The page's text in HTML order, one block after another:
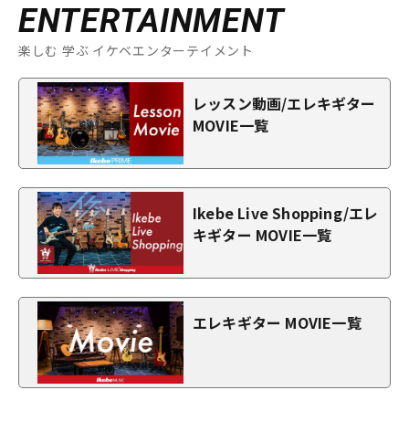
ENTERTAINMENT
楽しむ 学ぶ イケベエンターテイメント
レッスン動画/エレキギター
MOVIE一覧
Ikebe Live Shopping/エレ
キギター MOVIE一覧
エレキギター MOVIE一覧